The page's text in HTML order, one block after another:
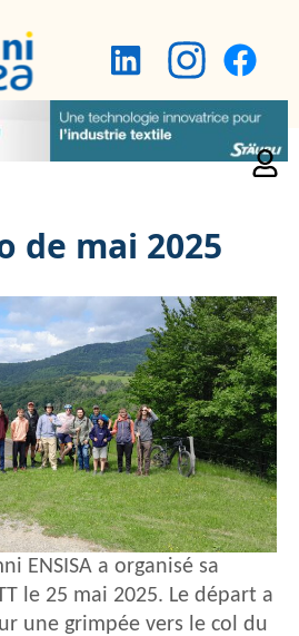
de mai 2025
ENSISA a organisé sa
le 25 mai 2025. Le départ a
une grimpée vers le col du